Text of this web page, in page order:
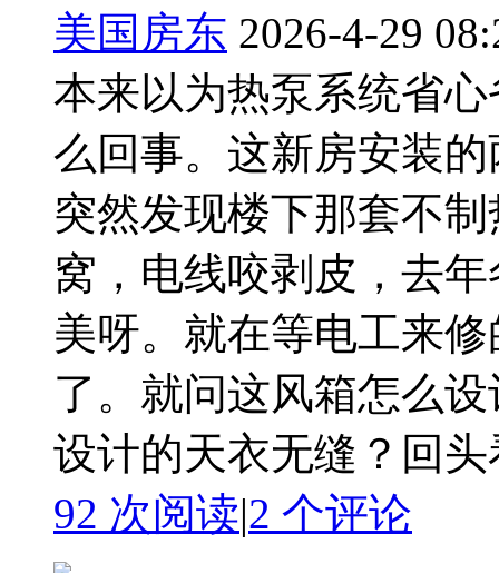
美国房东 2026-4-29
本来以为热泵系统省
么回事。这新房安装
突然发现楼下那套不
窝，电线咬剥皮，去
美呀。就在等电工来
了。就问这风箱怎么
设计的天衣无缝？回头
92 次阅读|2 个评论